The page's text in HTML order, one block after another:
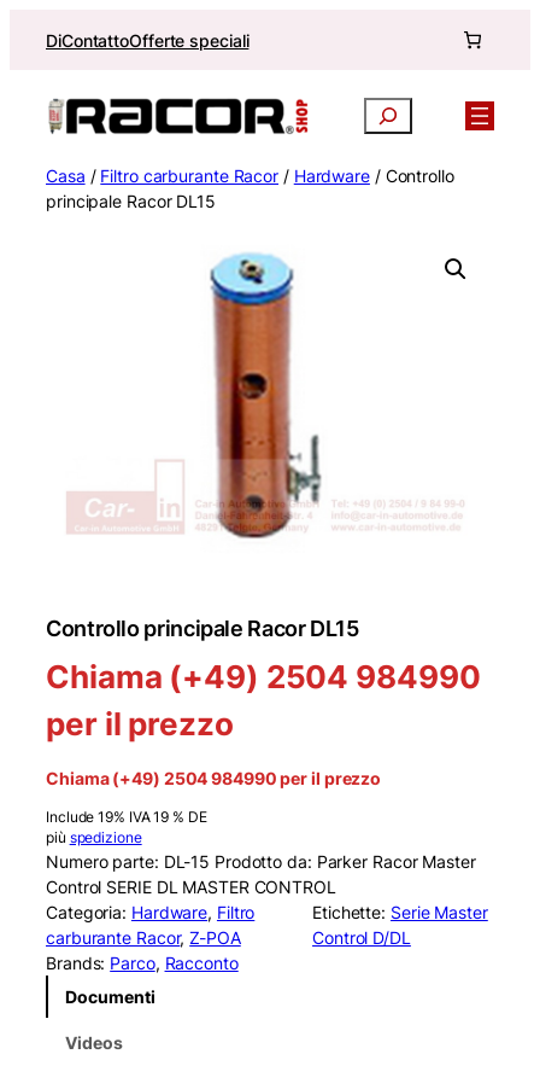
DiContattoOfferte speciali
Ricerca
Casa / Filtro carburante Racor / Hardware/ Controllo
principale Racor DL15
Controllo principale Racor DL15
Chiama (+49) 2504 984990
per il prezzo
Chiama (+49) 2504 984990 per il prezzo
Include 19% IVA 19 % DE
più spedizione
Numero parte: DL-15 Prodotto da: Parker Racor Master
Control SERIE DL MASTER CONTROL
Categoria: Hardware, Filtro
carburante Racor, Z-POA
Etichette: Serie Master
Control D/DL
Brands: Parco, Racconto
Documenti
Videos